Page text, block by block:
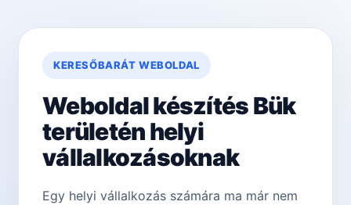
KERESŐBARÁT WEBOLDAL
Weboldal készítés Bük
területén helyi
vállalkozásoknak
Egy helyi vállalkozás számára ma már nem